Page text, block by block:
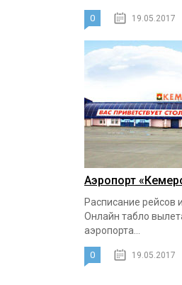
0 19.05.2017
Аэропорт
Расписание рейсов
Онлайн табло
аэропорта...
0 19.05.2017